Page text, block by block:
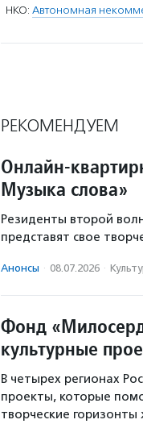
НКО: Автономная
РЕКОМЕНДУЕМ
Онлайн-
Музыка слова»
Резиденты второй
представят свое
Анонсы · 08.07.2026 ·
Фонд
культурные
В четырех регионах
проекты, которые
творческие горизонты